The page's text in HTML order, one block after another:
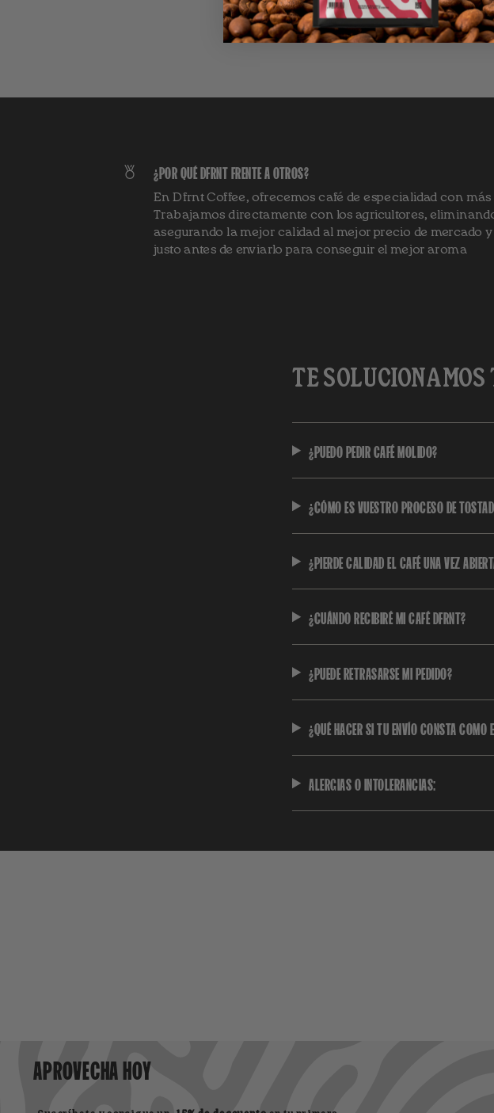
¿POR QUÉ DFRNT FRENTE A OTROS?
En Dfrnt Coffee, ofrecemos café de especialidad con más
Trabajamos directamente con los agricultores,
asegurando la mejor calidad al mejor precio de mercado
justo antes de enviarlo para conseguir el mejor aroma
TE
¿PUEDO PEDIR CAFÉ MOLIDO?
¿CÓMO ES VUESTRO PROCESO DE
¿PIERDE CALIDAD EL CAFÉ UNA VEZ
¿CUÁNDO RECIBIRÉ MI CAFÉ DFRNT?
¿PUEDE RETRASARSE MI PEDIDO?
¿QUÉ HACER SI TU ENVÍO CONSTA COMO
ALERGIAS O INTOLERANCIAS:
APROVECHA HOY